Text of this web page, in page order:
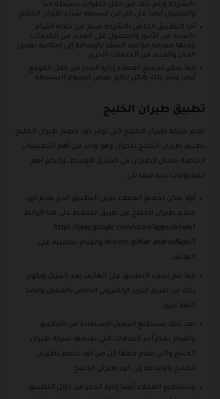
بالشركة ويتم ذلك من خلال خطوات بسيطة جدا
والحصول أيضا على كل من قسيمة شراء طيران الخليج.
أما التطبيق الخاص بالشركة فيتم من خلاله القيام
بالعديد من الأمور والحصول على العديد من الخدمات
ومنها معرفة مواعيد السفر بالإضافة إلى إمكانية تعديل
الحجز والعديد من الخدمات الأخرى.
كما يمكن لجميع العملاء إدارة الحجز من خلال الموقع
أيضا ويتم ذلك ولكن تظير بعض الرسوم البسيطة.
تطبيق طيران الخليج
تقدم شركة طيران الخليج التي توفر كود خصم طيران الخليج
تطبيق طيران الخليج للجوال وهو واحد من أهم التطبيقات
الخاصة بمجال الطيران في الشرق الأوسط، وإليكم أهم
المعلومات عنه فيما يلي:
أولا يمكن لجميع العملاء تنزيل التطبيق الذي يقدم كود
خصم طيران الخليج عن طريق الضغط على هذا الرابط
https://play.google.com/store/apps/details?
id=com.gulfair.android&pli=1 والقيام بتحميله على
الهاتف.
كما يتم تثبيت التطبيق على الهاتف بعد التنزيل ويكون
ذلك عن طريق البريد الإلكتروني الخاص بالعميل وايضا
كلمة مرور.
بعد ذلك يستطيع العميل الاستفادة من التطبيق
والقيام بحجز أحد الخدمات التي تقدمها شركة طيران
الخليج والتي تقدم معها كل من كود خصم لطيران
الخليج بالإضافة إلى كود طيران الخليج.
ويستطيع العملاء أيضا إدارة الحجز من خلال التطبيق